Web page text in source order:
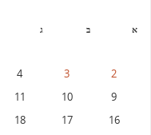
א
ב ג
2
3
4
9
10
11
16
17
18